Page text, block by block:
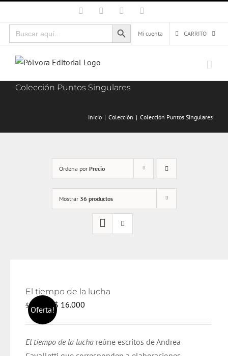
al
contenido
Facebook Instagram
Buscar:
Botón de búsqueda
Mi cuenta
CARRITO
Colección Puntos Singulares
Inicio Colección Colección Puntos Singulares
Ordena por Precio
Mostrar 36 productos
Oferta!
El tiempo de la lucha
$17.000
El
precio
era:
$ 16.000
es:
El tiempo de la lucha reúne escritos de Andrea